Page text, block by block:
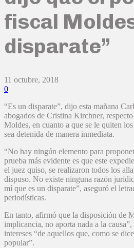
fiscal
disparate”
11 octubre, 2018
0
“Es un disparate”, dijo esta mañana
abogados de Cristina Kirchner,
Moldes, en cuanto a que se le quiten
sea detenida de manera inmediata.
“No hay ningún elemento para
prueba más evidente es que este
el juez quiso, se realizaron todos los
dispuso. No existe ninguna razón
mí que es un disparate”, aseguró el
periodísticas.
En tanto, afirmó que la disposición de
implicancia, no aporta nada a la
intereses “de aquellos que, como se
popular”.